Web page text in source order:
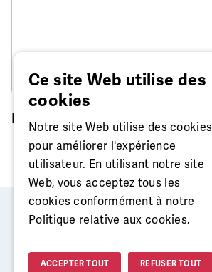
Réparation de montre
Ce site Web utilise des
cookies
Notre site Web utilise des cookies
pour améliorer l'expérience
utilisateur. En utilisant notre site
Web, vous acceptez tous les
cookies conformément à notre
Politique relative aux cookies.
ACCEPTER TOUT REFUSER TOUT